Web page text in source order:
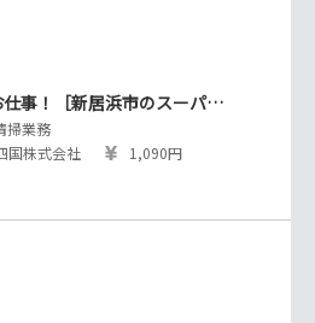
事！［新居浜市のスーパ…
掃業務
国株式会社
1,090円